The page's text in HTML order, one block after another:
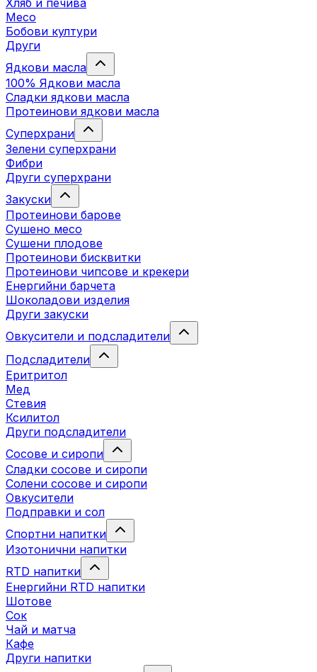
Хляб и печива
Месо
Бобови култури
Други
Ядкови масла
100% Ядкови масла
Сладки ядкови масла
Протеинови ядкови масла
Суперхрани
Зелени суперхрани
Фибри
Други суперхрани
3акуски
Протеинови бaрове
Сушено месо
Сушени плодове
Протеинови бисквитки
Протеинови чипсове и крекери
Енергийни барчета
Шоколадови изделия
Други закуски
Овкусители и подсладители
Подсладители
Еритритол
Мед
Стевия
Ксилитол
Други подсладители
Сосове и сиропи
Сладки сосове и сиропи
Солени сосове и сиропи
Овкусители
Подправки и сол
Спортни напитки
Изотонични напитки
RTD напитки
Енергийни RTD напитки
Шотове
Сок
Чай и матча
Кафе
Други напитки